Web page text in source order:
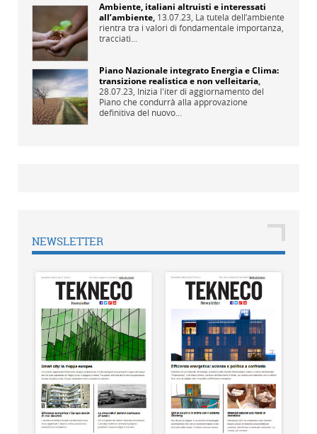
Ambiente, italiani altruisti e interessati
all’ambiente, 13.07.23, La tutela dell’ambiente
rientra tra i valori di fondamentale importanza,
tracciati...
Piano Nazionale integrato Energia e Clima:
transizione realistica e non velleitaria,
28.07.23, Inizia l'iter di aggiornamento del
Piano che condurrà alla approvazione
definitiva del nuovo...
NEWSLETTER